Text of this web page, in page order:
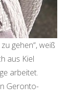
gehen“, weiß
aus Kiel
arbeitet.
Geronto-